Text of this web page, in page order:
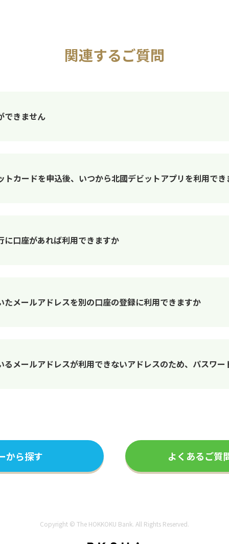
関連するご質問
できません
カードを申込後、いつから北國デビットアプリを利用でき
口座があれば利用できますか
メールアドレスを別の口座の登録に利用できますか
メールアドレスが利用できないアドレスのため、パスワ
から探す よくあるご質
Copyright © The HOKKOKU Bank. All Rights Reserved.